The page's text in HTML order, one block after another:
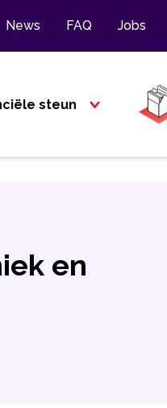
News FAQ Jobs
steun
en